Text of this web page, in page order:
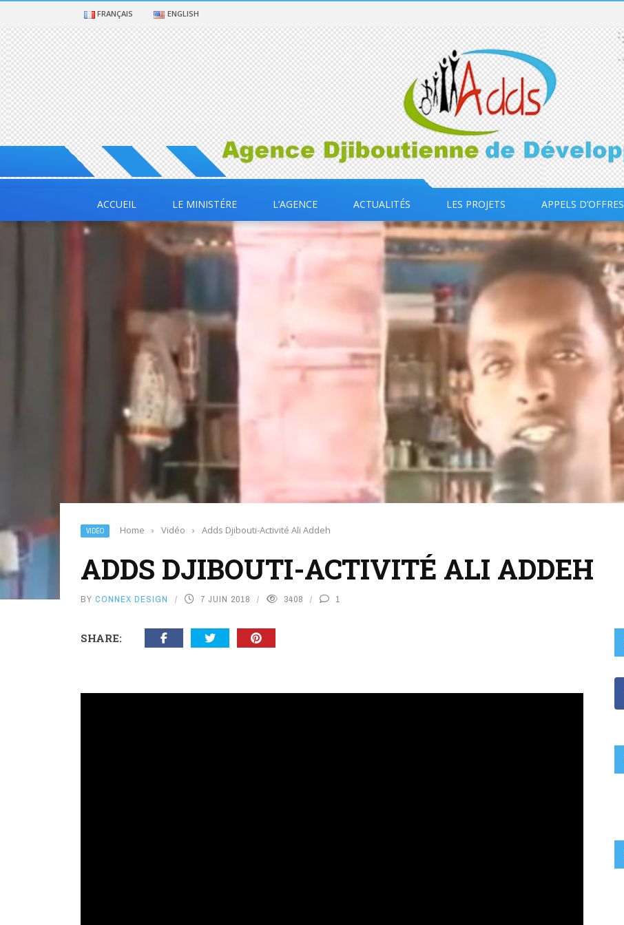
FRANÇAIS ENGLISH
ACCUEIL LE MINISTÉRE L’AGENCE ACTUALITÉS LES PROJETS APPELS D’OFFRES
VIDÉO Home › Vidéo › Adds Djibouti-Activité Ali Addeh
ADDS DJIBOUTI-ACTIVITÉ ALI ADDEH
BY CONNEX DESIGN 7 JUIN 2018 3408 1
SHARE: